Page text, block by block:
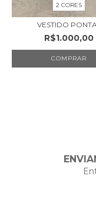
2 CORES
VESTIDO
R$1.000,00
COMPRAR